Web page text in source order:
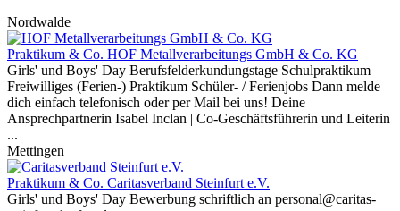
Nordwalde
Praktikum & Co. HOF Metallverarbeitungs GmbH & Co. KG
Girls' und Boys' Day Berufsfelderkundungstage Schulpraktikum
Freiwilliges (Ferien-) Praktikum Schüler- / Ferienjobs Dann melde
dich einfach telefonisch oder per Mail bei uns! Deine
Ansprechpartnerin Isabel Inclan | Co-Geschäftsführerin und Leiterin
...
Mettingen
Praktikum & Co. Caritasverband Steinfurt e.V.
Girls' und Boys' Day Bewerbung schriftlich an personal@caritas-